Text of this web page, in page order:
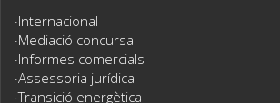
Internacional
Mediació concursal
Informes comercials
Assessoria jurídica
Transició energètica